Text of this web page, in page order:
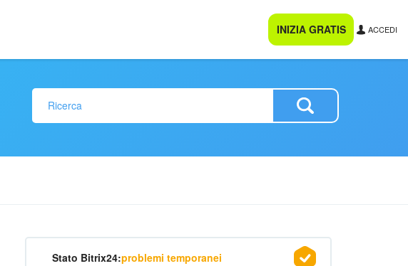
INIZIA GRATIS ACCEDI
Stato Bitrix24:problemi temporanei